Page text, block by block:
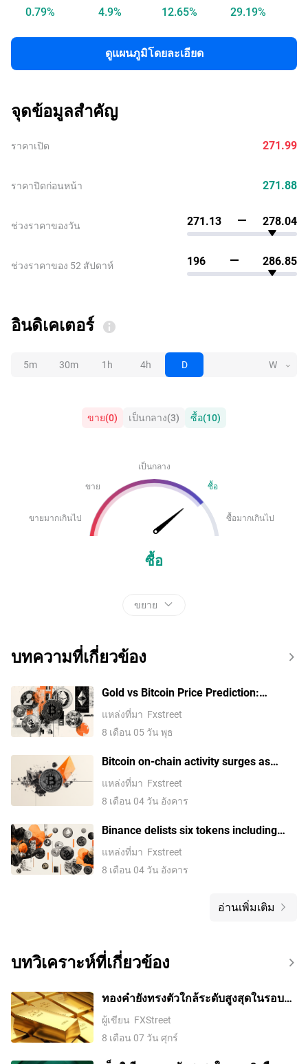
0.79% 4.9% 12.65% 29.19%
ดูแผนภูมิโดยละเอียด
จุดข้อมูลสำคัญ
ราคาเปิด
ราคาปิดก่อนหน้า
ช่วงราคาของวัน
ช่วงราคาของ 52 สัปดาห์
271.99
271.88
271.13 278.04
196 286.85
อินดิเคเตอร์
5m 30m 1h 4h D W
ขาย(0) เป็นกลาง(3) ซื้อ(10)
เป็นกลาง
ขาย
ซื้อ
ขายมากเกินไป ซื้อมากเกินไป
ซื้อ
ขยาย
บทความที่เกี่ยวข้อง
Gold vs Bitcoin Price Prediction:
Breakout momentum builds on Strait of
Hormuz deal hopes
แหล่งที่มา Fxstreet
8 เดือน 05 วัน พุธ
Bitcoin on-chain activity surges as
Coldcard attack raises security
concerns — K33
แหล่งที่มา Fxstreet
8 เดือน 04 วัน อังคาร
Binance delists six tokens including
Hashflow and PIVX as crypto winter
weighs
แหล่งที่มา Fxstreet
8 เดือน 04 วัน อังคาร
อ่านเพิ่มเติม
บทวิเคราะห์ที่เกี่ยวข้อง
ทองคำยังทรงตัวใกล้ระดับสูงสุดในรอบ
เจ็ดสัปดาห์ ตลาดรอดีลช่องแคบฮอร์มุซ
ผู้เขียน FXStreet
8 เดือน 07 วัน ศุกร์